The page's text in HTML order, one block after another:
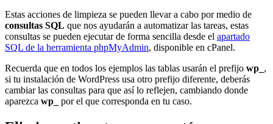
Estas acciones de limpieza se pueden llevar a cabo por medio de
consultas SQL que nos ayudarán a automatizar las tareas, estas
consultas se pueden ejecutar de forma sencilla desde el apartado
SQL de la herramienta phpMyAdmin, disponible en cPanel.
Recuerda que en todos los ejemplos las tablas usarán el prefijo wp_ ,
si tu instalación de WordPress usa otro prefijo diferente, deberás
cambiar las consultas para que así lo reflejen, cambiando donde
aparezca wp_ por el que corresponda en tu caso.